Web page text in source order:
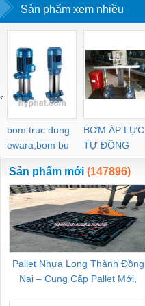
Sản phẩm xem nhiều
bom truc dung
ewara,bom bu
ewara
BƠM ÁP LỰC
TỰ ĐỘNG
‹
Sản phẩm mới (147896)
Pallet Nhựa Long Thành Đồng
Nai – Cung Cấp Pallet Mới,